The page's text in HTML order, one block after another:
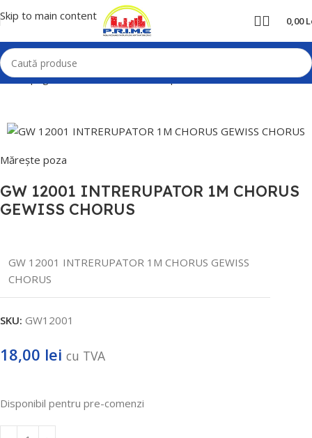
Skip to main content 0,00
Prima pagină Home Prize si intrerupatoare Gewiss Chorus
Mărește poza
GW 12001 INTRERUPATOR 1M CHORUS
GEWISS CHORUS
GW 12001 INTRERUPATOR 1M CHORUS GEWISS
CHORUS
SKU: GW12001
18,00 lei cu TVA
Disponibil pentru pre-comenzi